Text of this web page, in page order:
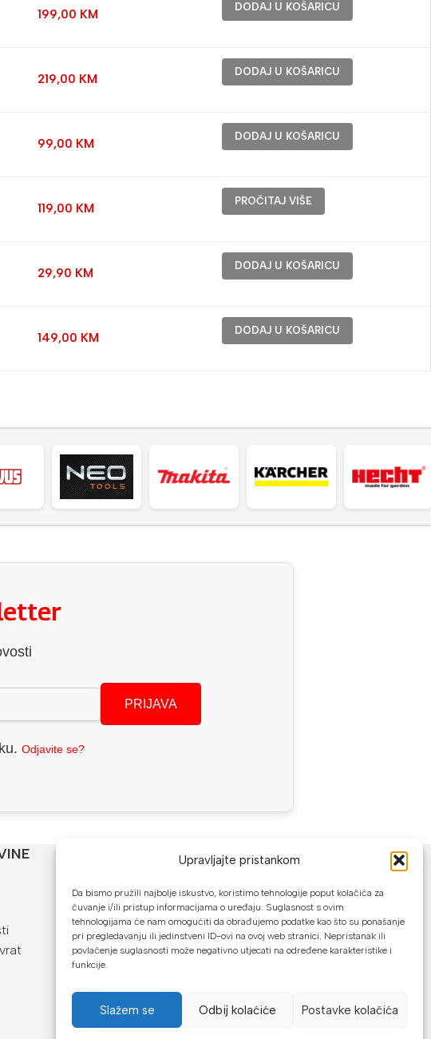
Upravljajte pristankom
Da bismo pružili najbolje iskustvo, koristimo tehnologije poput kolačića za
čuvanje i/ili pristup informacijama o uređaju. Suglasnost s ovim
tehnologijama će nam omogućiti da obrađujemo podatke kao što su ponašanje
pri pregledavanju ili jedinstveni ID-ovi na ovoj web stranici. Nepristanak ili
povlačenje suglasnosti može negativno utjecati na određene karakteristike i
funkcije.
Slažem se Odbij kolaćiće Postavke kolačića
199,00 KM
DODAJ U KOŠARICU
219,00 KM
DODAJ U KOŠARICU
99,00 KM
DODAJ U KOŠARICU
119,00 KM
PROČITAJ VIŠE
29,90 KM
DODAJ U KOŠARICU
149,00 KM
DODAJ U KOŠARICU
PRIJAVA
Odjavite se?
NAČINI PLAĆANJA
U našoj web trgovini možete platiti:
Kreditnim karticama jednokratno ili do
24 rate
Gotovinom prilikom preuzimanja